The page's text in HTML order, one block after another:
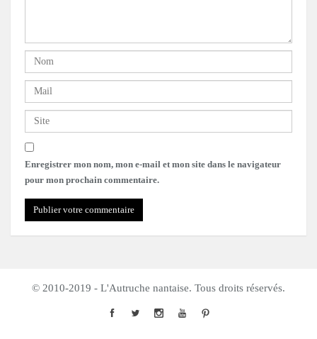
Enregistrer mon nom, mon e-mail et mon site dans le navigateur
pour mon prochain commentaire.
© 2010-2019 - L'Autruche nantaise. Tous droits réservés.